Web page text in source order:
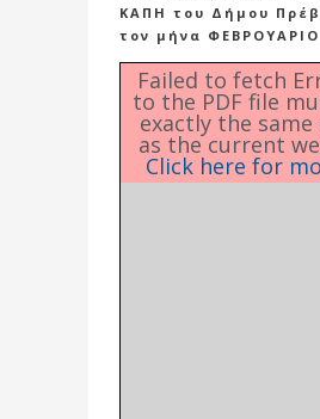
ΚΑΠΗ του Δήμου
τον μήνα ΦΕΒΡΟΥΑΡΙΟ
Failed to fetch
to the PDF file
exactly the
as the current
Click here for